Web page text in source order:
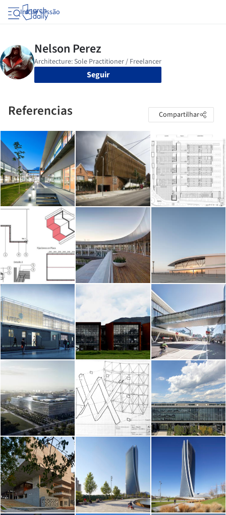
Iniciar sessão
Seguir
Referencias Compartilhar